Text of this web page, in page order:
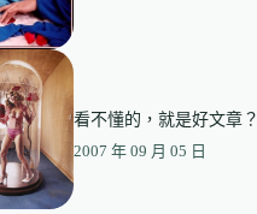
看不懂的，就是好文章？
2007 年 09 月 05 日